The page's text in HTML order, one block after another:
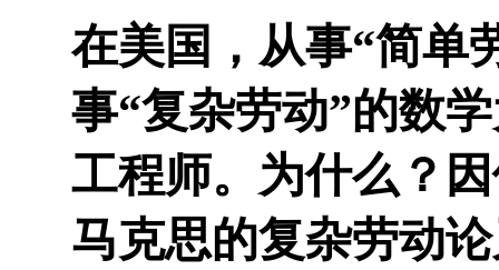
在美国，从事“简单
事“复杂劳动”的数
工程师。为什么？
马克思的复杂劳动